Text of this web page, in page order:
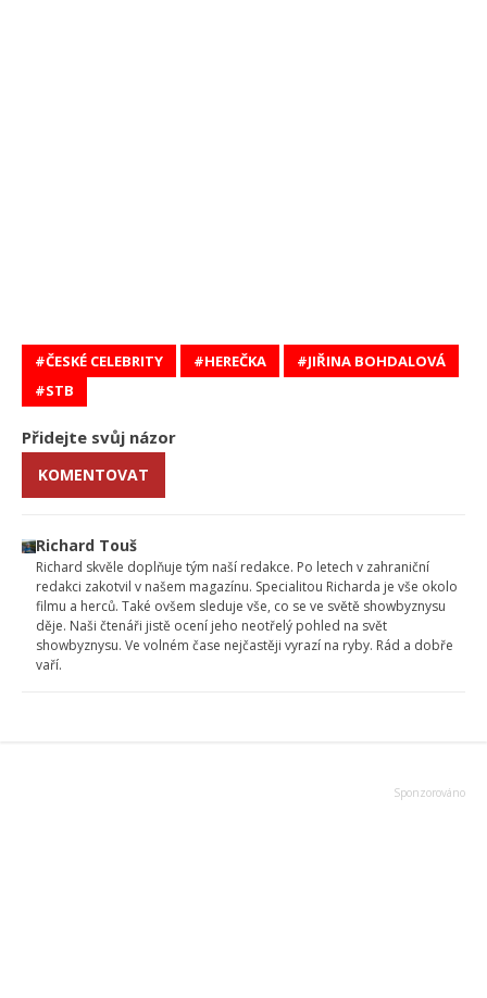
ČESKÉ CELEBRITY HEREČKA
JIŘINA BOHDALOVÁ
STB
Přidejte svůj názor
KOMENTOVAT
Richard Touš
Richard skvěle doplňuje tým naší redakce. Po letech v zahraniční
redakci zakotvil v našem magazínu. Specialitou Richarda je vše okolo
filmu a herců. Také ovšem sleduje vše, co se ve světě showbyznysu
děje. Naši čtenáři jistě ocení jeho neotřelý pohled na svět
showbyznysu. Ve volném čase nejčastěji vyrazí na ryby. Rád a dobře
vaří.